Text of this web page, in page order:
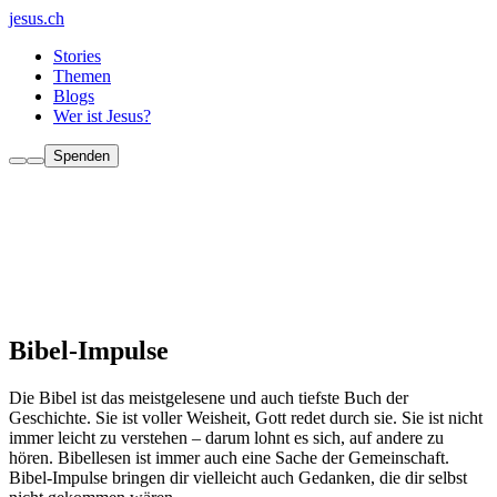
jesus.ch
Stories
Themen
Blogs
Wer ist Jesus?
Spenden
Bibel-Impulse
Die Bibel ist das meistgelesene und auch tiefste Buch der
Geschichte. Sie ist voller Weisheit, Gott redet durch sie. Sie ist nicht
immer leicht zu verstehen – darum lohnt es sich, auf andere zu
hören. Bibellesen ist immer auch eine Sache der Gemeinschaft.
Bibel-Impulse bringen dir vielleicht auch Gedanken, die dir selbst